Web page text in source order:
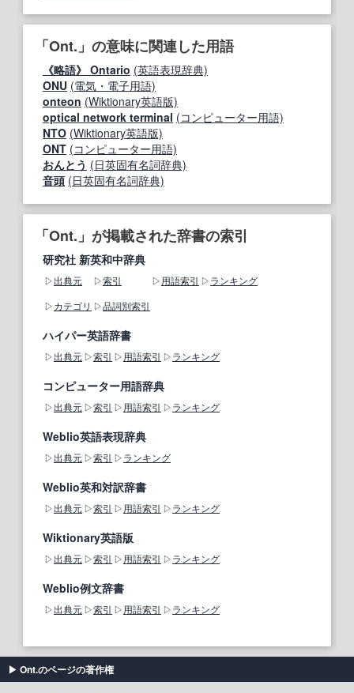
「Ont.」の意味に関連した用語
《略語》 Ontario (英語表現辞典)
ONU (電気・電子用語)
onteon (Wiktionary英語版)
optical network terminal (コンピューター用語)
NTO (Wiktionary英語版)
ONT (コンピューター用語)
おんとう (日英固有名詞辞典)
音頭 (日英固有名詞辞典)
「Ont.」が掲載された辞書の索引
研究社 新英和中辞典
出典元 索引 用語索引
ランキング
カテゴリ
品詞別索引
ハイパー英語辞書
出典元 索引 用語索引 ランキング
コンピューター用語辞典
出典元 索引 用語索引 ランキング
Weblio英語表現辞典
出典元 索引 ランキング
Weblio英和対訳辞書
出典元 索引 用語索引 ランキング
Wiktionary英語版
出典元 索引 用語索引 ランキング
Weblio例文辞書
出典元 索引 用語索引 ランキング
Ont.のページの著作権